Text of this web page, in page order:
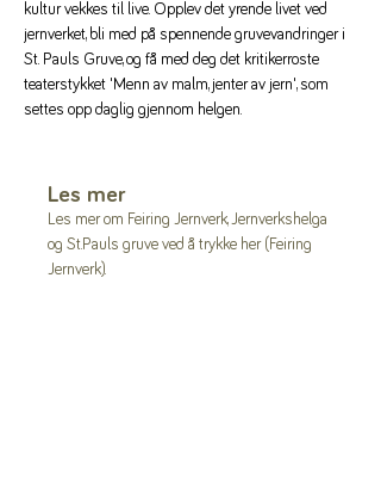
kultur vekkes til live. Opplev det yrende livet ved
jernverket, bli med på spennende gruvevandringer i
St. Pauls Gruve, og få med deg det kritikerroste
teaterstykket 'Menn av malm, jenter av jern', som
settes opp daglig gjennom helgen.
Les mer
Les mer om Feiring Jernverk, Jernverkshelga
og St.Pauls gruve ved å trykke her (Feiring
Jernverk).